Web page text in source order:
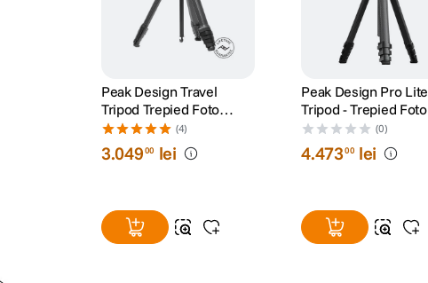
Peak Design Travel
Tripod Trepied Foto
Compact din Carbon
(4)
3.04900 lei
Peak Design Pro Lite
Tripod - Trepied Foto
Profesional Negru
(0)
4.47300 lei